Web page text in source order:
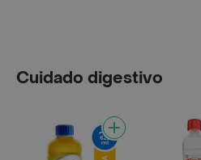
Cuidado digestivo